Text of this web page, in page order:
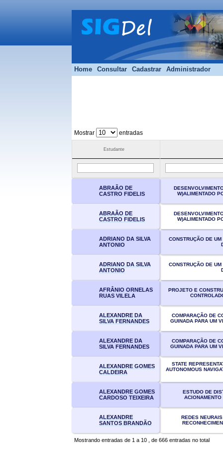
Home Consultar Cadastrar Administrador
Mostrar entradas
Estudante
ABRAÃO DE
CASTRO FIDELIS
W)ALIMENTADO
ABRAÃO DE
CASTRO FIDELIS
W)ALIMENTADO
ADRIANO DA SILVA
ANTONIO
CONSTRUÇÃO DE
ADRIANO DA SILVA
ANTONIO
CONSTRUÇÃO DE
AFRÂNIO ORNELAS
RUAS VILELA
PROJETO E
ALEXANDRE DA
SILVA FERNANDES
COMPARAÇÃO DE
GUINADA PARA UM
ALEXANDRE DA
SILVA FERNANDES
COMPARAÇÃO DE
GUINADA PARA UM
ALEXANDRE GOMES
CALDEIRA
STATE
AUTONOMOUS
ALEXANDRE GOMES
CARDOSO TEIXEIRA
ESTUDO DE
ALEXANDRE
SANTOS BRANDÃO
REDES
Mostrando entradas de 1 a 10 , de 666 entradas no total